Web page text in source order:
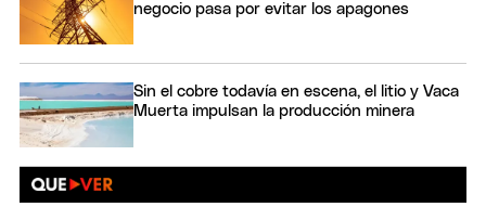
negocio pasa por evitar los apagones
Sin el cobre todavía en escena, el litio y Vaca
Muerta impulsan la producción minera